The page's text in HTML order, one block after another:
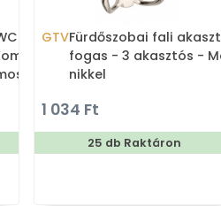
tartály
WC
GTVFürdőszobai fali
fogas - 3 akasztós -
nikkel
1 034 Ft
25 db Raktáron